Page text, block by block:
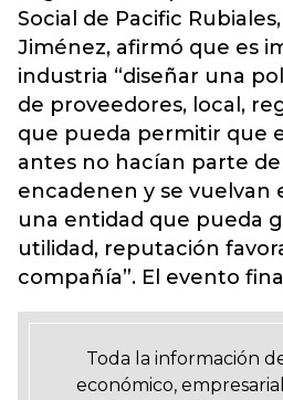
Social de Pacific
Jiménez, afirmó que es
industria “diseñar una
de proveedores, local,
que pueda permitir que
antes no hacían parte
encadenen y se vuelvan
una entidad que pueda
utilidad, reputación
compañía”. El evento
Toda la información
económico,